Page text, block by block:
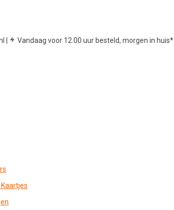
| Vandaag voor 12.00 uur besteld, morgen in huis*